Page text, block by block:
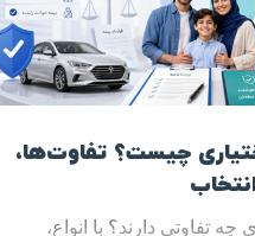
چیست؟ تفاوت‌ها،
چه تفاوتی دارند؟ با انواع،